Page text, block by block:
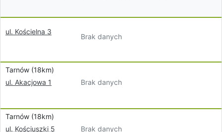
ul. Kościelna 3
Brak danych
Tarnów (18km)
ul. Akacjowa 1
Brak danych
Tarnów (18km)
ul. Kościuszki 5
Brak danych